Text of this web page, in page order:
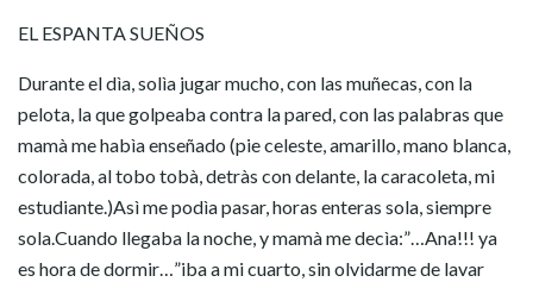
EL ESPANTA SUEÑOS
Durante el dìa, solìa jugar mucho, con las muñecas, con la
pelota, la que golpeaba contra la pared, con las palabras que
mamà me habìa enseñado (pie celeste, amarillo, mano blanca,
colorada, al tobo tobà, detràs con delante, la caracoleta, mi
estudiante.)Asì me podìa pasar, horas enteras sola, siempre
sola.Cuando llegaba la noche, y mamà me decìa:”…Ana!!! ya
es hora de dormir…”iba a mi cuarto, sin olvidarme de lavar